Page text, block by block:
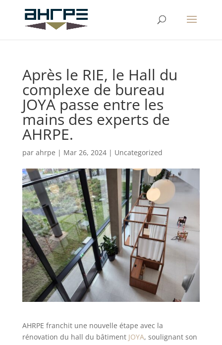
Après le RIE, le Hall du
complexe de bureau
JOYA passe entre les
mains des experts de
AHRPE.
par ahrpe | Mar 26, 2024| Uncategorized
AHRPE franchit une nouvelle étape avec la
rénovation du hall du bâtiment JOYA, soulignant son